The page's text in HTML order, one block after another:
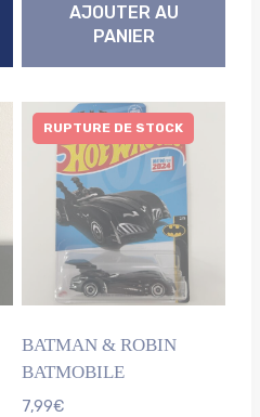
AJOUTER AU
PANIER
RUPTURE DE STOCK
BATMAN & ROBIN
BATMOBILE
7,99€